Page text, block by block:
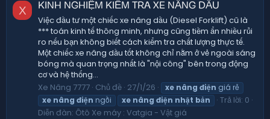
X KINH NGHIỆM KIỂM TRA XE NÂNG DẦU
Việc đầu tư một chiếc xe nâng dầu (Diesel Forklift) cũ là
*** toán kinh tế thông minh, nhưng cũng tiềm ẩn nhiều rủi
ro nếu bạn không biết cách kiểm tra chất lượng thực tế.
Một chiếc xe nâng dầu tốt không chỉ nằm ở vẻ ngoài sáng
bóng mà quan trọng nhất là "nội công" bên trong động
cơ và hệ thống...
Xe Nâng 7777 Chủ đề 27/1/26 xe nâng điện giá rẻ
xe nâng điện ngồi xe nâng điện nhật bản
Trả lời: 0
Diễn đàn: Ôtô Xe máy : Vatgia - Vật giá